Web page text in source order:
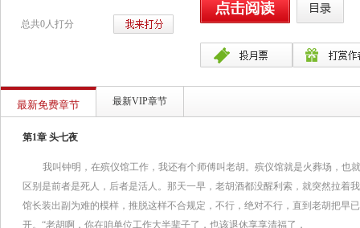
总共0人打分
最新免费章节 最新VIP章节
第1章 头七夜
我叫钟明，在殡仪馆工作，我还有个师傅叫老胡。殡仪馆就是火葬场，也
区别是前者是死人，后者是活人。那天一早，老胡酒都没醒利索，就突然拉着
馆长装出副为难的模样，推脱这样不合规定，不行，绝对不行，直到老胡把早
开。“老胡啊，你在咱单位工作大半辈子了，也该退休享享清福了，